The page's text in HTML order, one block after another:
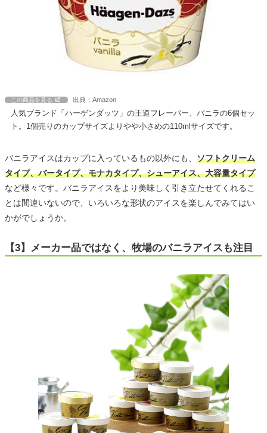
この商品を見る 出典：Amazon
人気ブランド「ハーゲンダッツ」の王道フレーバー、バニラの6個セッ
ト。1個売りのカップサイズよりやや小さめの110mlサイズです。
バニラアイスはカップに入っているもの以外にも、 ソフトクリーム
タイプ、バータイプ、モナカタイプ、シューアイス、大容量タイプ
など様々です。バニラアイスをより美味しく引き立たせてくれるこ
とは間違いないので、いろいろな形状のアイスを楽しんでみてはい
かがでしょうか。
【3】メーカー品ではなく、牧場のバニラアイスも注目